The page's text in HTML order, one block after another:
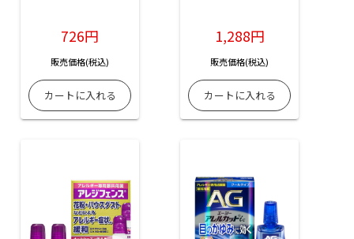
726円
販売価格(税込)
1,288円
販売価格(税込)